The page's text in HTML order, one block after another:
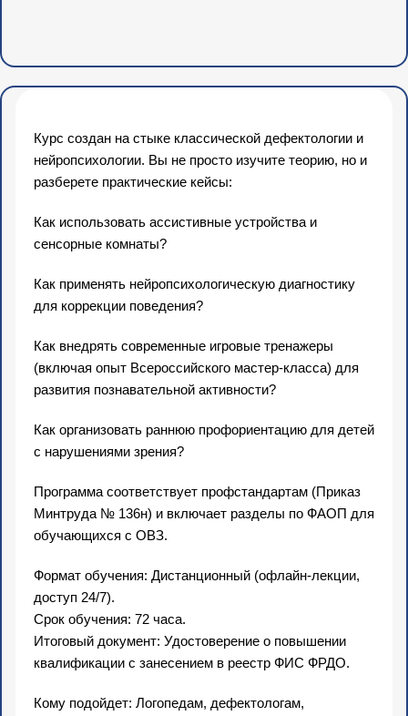
Курс создан на стыке классической дефектологии и
нейропсихологии. Вы не просто изучите теорию, но и
разберете практические кейсы:
Как использовать ассистивные устройства и
сенсорные комнаты?
Как применять нейропсихологическую диагностику
для коррекции поведения?
Как внедрять современные игровые тренажеры
(включая опыт Всероссийского мастер-класса) для
развития познавательной активности?
Как организовать раннюю профориентацию для детей
с нарушениями зрения?
Программа соответствует профстандартам (Приказ
Минтруда № 136н) и включает разделы по ФАОП для
обучающихся с ОВЗ.
Формат обучения: Дистанционный (офлайн-лекции,
доступ 24/7).
Срок обучения: 72 часа.
Итоговый документ: Удостоверение о повышении
квалификации с занесением в реестр ФИС ФРДО.
Кому подойдет: Логопедам, дефектологам,